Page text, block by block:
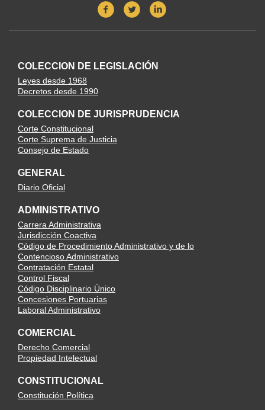
COLECCION DE LEGISLACIÓN
Leyes desde 1968
Decretos desde 1990
COLECCION DE JURISPRUDENCIA
Corte Constitucional
Corte Suprema de Justicia
Consejo de Estado
GENERAL
Diario Oficial
ADMINISTRATIVO
Carrera Administrativa
Jurisdicción Coactiva
Código de Procedimiento Administrativo y de lo
Contencioso Administrativo
Contratación Estatal
Control Fiscal
Código Disciplinario Único
Concesiones Portuarias
Laboral Administrativo
COMERCIAL
Derecho Comercial
Propiedad Intelectual
CONSTITUCIONAL
Constitución Política